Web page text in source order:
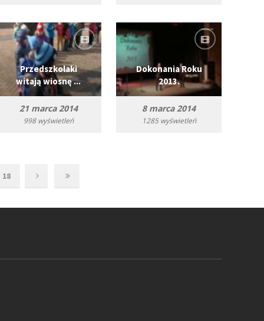
Przedszkolaki
witają wiosnę ...
21 marca 2014
998 wyświetleń
Dokonania Roku
2013.
8 marca 2014
1285 wyświetleń
18